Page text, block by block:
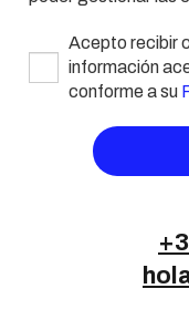
Acepto recibir
información
conforme a su